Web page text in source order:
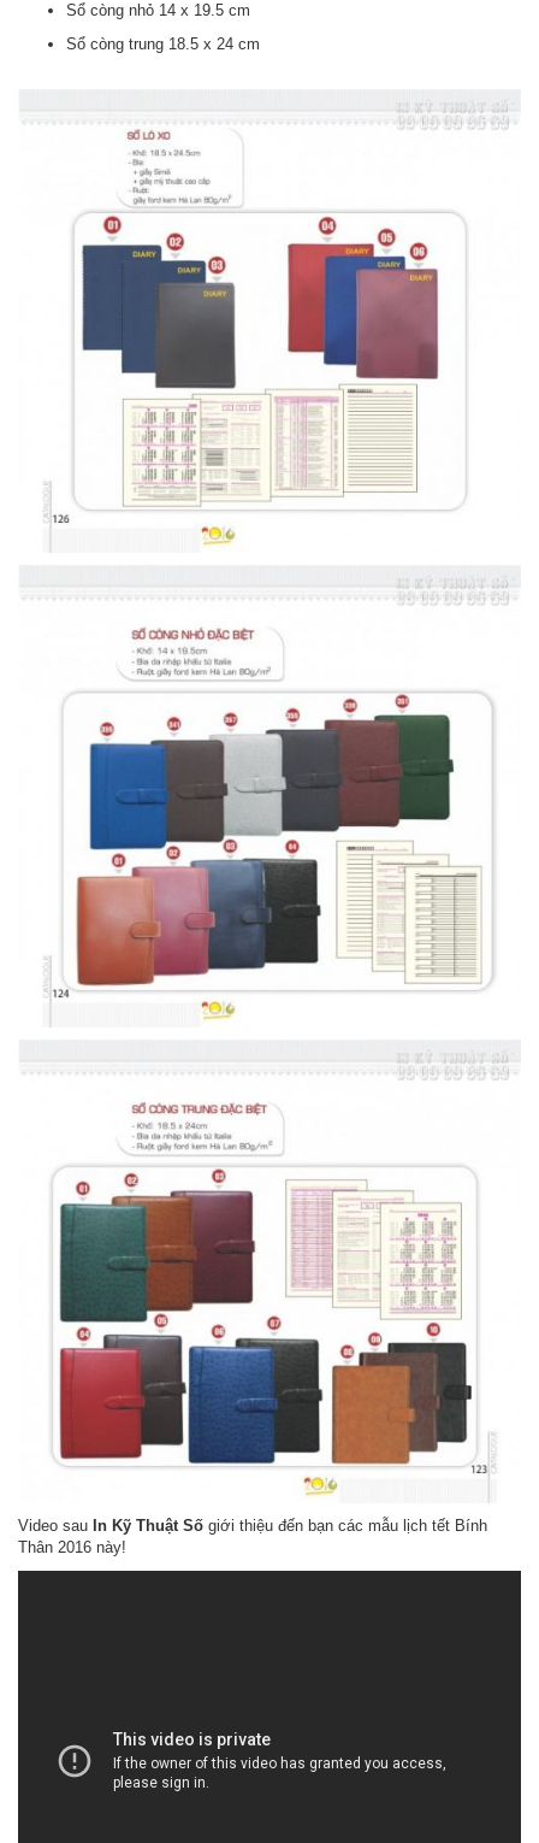
Sổ còng nhỏ 14 x 19.5 cm
Sổ còng trung 18.5 x 24 cm
Video sau In Kỹ Thuật Số giới thiệu đến bạn các mẫu lịch tết Bính
Thân 2016 này!